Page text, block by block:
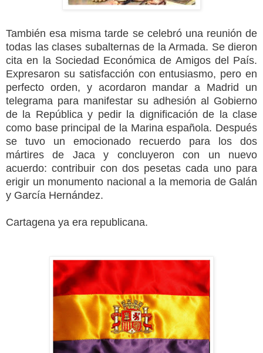
También esa misma tarde se celebró una reunión de
todas las clases subalternas de la Armada. Sedieron
cita en la Sociedad Económica de Amigos del País.
Expresaron su satisfacción con entusiasmo, pero en
perfecto orden, y acordaron mandar a Madrid un
telegrama para manifestar su adhesión al Gobierno
de la República y pedir la dignificación de la clase
como base principal de la Marina española. Después
se tuvo un emocionado recuerdo para los dos
mártires de Jaca y concluyeron con un nuevo
acuerdo: contribuir con dos pesetas cada uno para
erigir un monumento nacional a la memoria de Galán
y García Hernández.
Cartagena ya era republicana.